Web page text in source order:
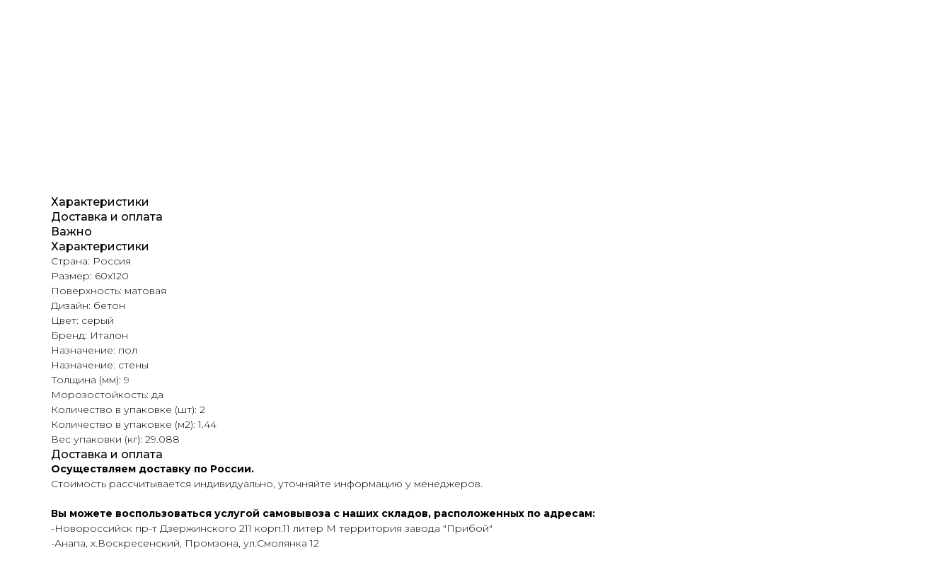
Характеристики
Доставка и оплата
Важно
Характеристики
Страна: Россия
Размер: 60х120
Поверхность: матовая
Дизайн: бетон
Цвет: серый
Бренд: Италон
Назначение: пол
Назначение: стены
Толщина (мм): 9
Морозостойкость: да
Количество в упаковке (шт): 2
Количество в упаковке (м2): 1.44
Вес упаковки (кг): 29.088
Доставка и оплата
Осуществляем доставку по России.
Стоимость рассчитывается индивидуально, уточняйте информацию у менеджеров.
Вы можете воспользоваться услугой самовывоза с наших складов, расположенных по адресам:
-Новороссийск пр-т Дзержинского 211 корп.11 литер М территория завода "Прибой"
-Анапа, х.Воскресенский, Промзона, ул.Смолянка 12